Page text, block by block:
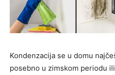
Kondenzacija se u domu
posebno u zimskom periodu